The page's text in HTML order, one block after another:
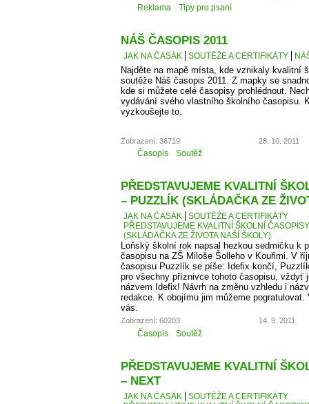
Reklama Tipy pro psaní
NÁŠ ČASOPIS 2011
JAK NA ČASÁK SOUTĚŽE A CERTIFIKÁTY
Najděte na mapě místa, kde vznikaly kvalitní
soutěže Náš časopis 2011. Z mapky se
kde si můžete celé časopisy prohlédnout.
vydávání svého vlastního školního časopisu.
vyzkoušejte to.
Zobrazení: 36719 28. 10. 2011
Časopis Soutěž
PŘEDSTAVUJEME KVALITNÍ
– PUZZLÍK (SKLÁDAČKA ZE
JAK NA ČASÁK
SOUTĚŽE A CERTIFIKÁTY
PŘEDSTAVUJEME KVALITNÍ ŠKOLNÍ
(SKLÁDAČKA ZE ŽIVOTA NAŠÍ ŠKOLY)
Loňský školní rok napsal hezkou sedmičku k
časopisu na ZŠ Miloše Šolleho v Kouřimi. V
časopisu Puzzlík se píše: Idefix končí,
pro všechny příznivce tohoto časopisu, vždyť
názvem Idefix! Návrh na změnu vzhledu i
redakce. K obojímu jim můžeme
vás.
Zobrazení: 60203 14. 9. 2011
Časopis Soutěž
PŘEDSTAVUJEME KVALITNÍ
– NEXT
JAK NA ČASÁK
SOUTĚŽE A CERTIFIKÁTY